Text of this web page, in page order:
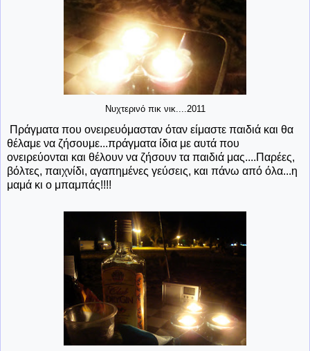
Νυχτερινό πικ νικ....2011
Πράγματα που ονειρευόμασταν όταν είμαστε παιδιά και θα
θέλαμε να ζήσουμε...πράγματα ίδια με αυτά που
ονειρεύονται και θέλουν να ζήσουν τα παιδιά μας....Παρέες,
βόλτες, παιχνίδι, αγαπημένες γεύσεις, και πάνω από όλα...η
μαμά κι ο μπαμπάς!!!!